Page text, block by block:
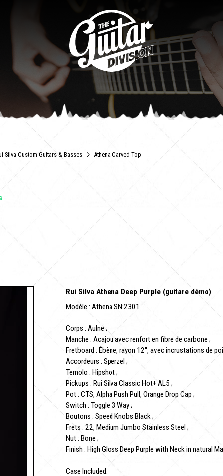
Silva Custom Guitars & Basses Athena Carved Top
Rui Silva Athena Deep Purple (guitare démo)
Modèle : Athena SN:2301
Corps : Aulne ;
Manche : Acajou avec renfort en fibre de carbone ;
Fretboard : Ébène, rayon 12'', avec incrustations de
Accordeurs : Sperzel ;
Temolo : Hipshot ;
Pickups : Rui Silva Classic Hot+ AL5 ;
Pot : CTS, Alpha Push Pull, Orange Drop Cap ;
Switch : Toggle 3 Way ;
Boutons : Speed Knobs Black ;
Frets : 22, Medium Jumbo Stainless Steel ;
Nut : Bone ;
Finish : High Gloss Deep Purple with Neck in natural
Case Included.